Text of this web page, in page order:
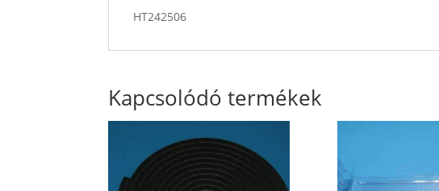
HT242506
Kapcsolódó termékek